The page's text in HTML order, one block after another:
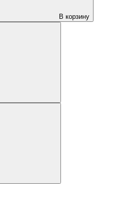
В корзину